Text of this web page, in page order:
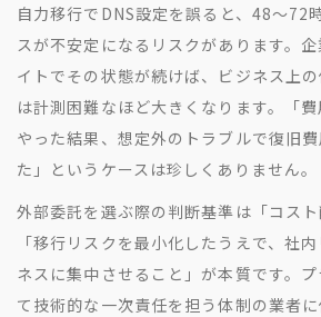
自力移行でDNS設定を誤ると、48〜72
スが不安定になるリスクがあります。
イトでその状態が続けば、ビジネス上
は計測困難なほど大きくなります。「
やった結果、想定外のトラブルで復旧
た」というケースは珍しくありません。
外部委託を選ぶ際の判断基準は「コスト
「移行リスクを最小化したうえで、社
ネスに集中させること」が本質です。
て技術的な一次責任を担う体制の業者